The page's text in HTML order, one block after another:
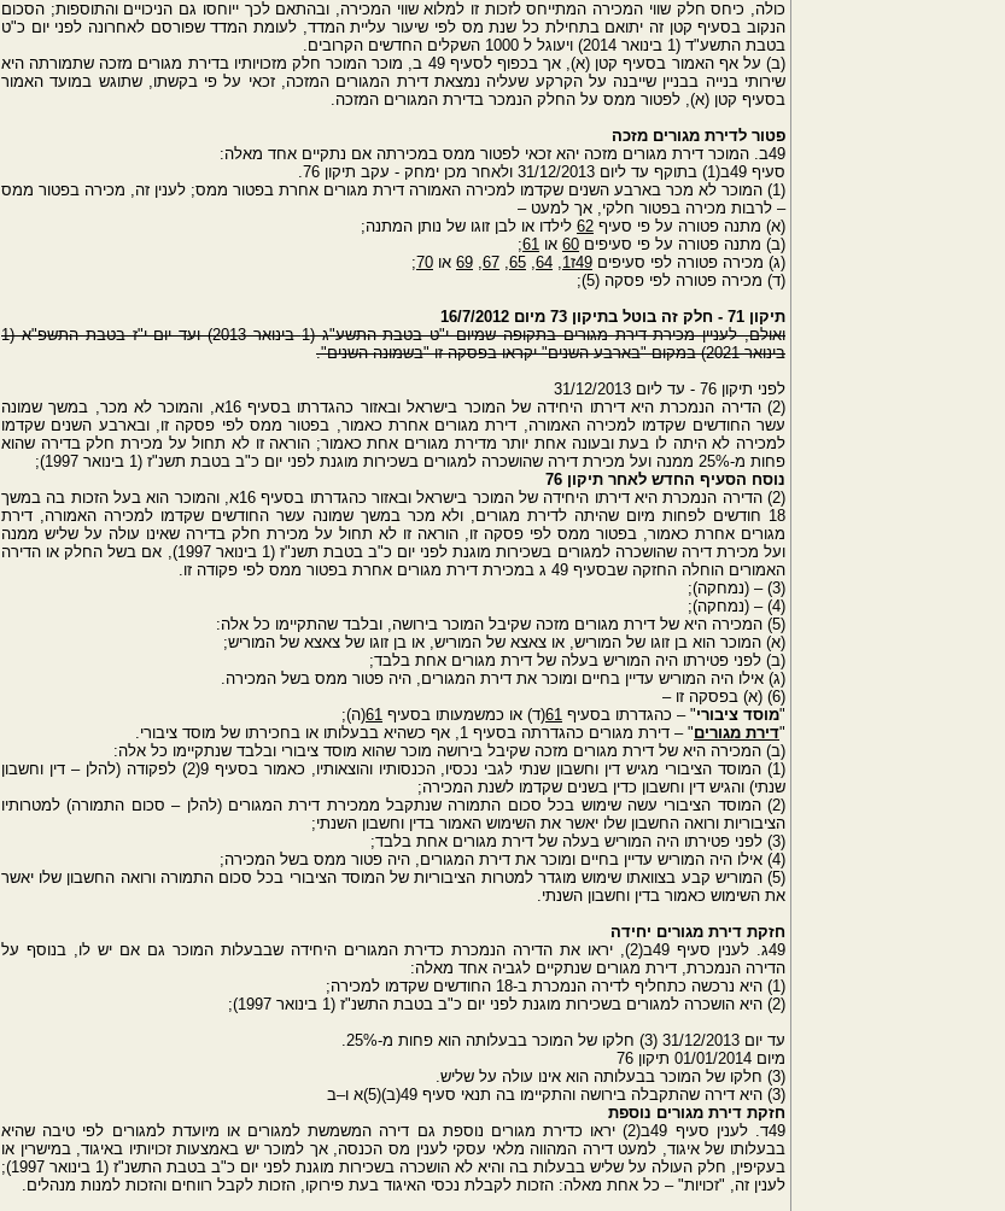
כולה, כיחס חלק שווי המכירה המתייחס לזכות זו למלוא שווי המכירה, ובהתאם לכך ייוחסו גם הניכויים והתוספות; הסכום
הנקוב בסעיף קטן זה יתואם בתחילת כל שנת מס לפי שיעור עליית המדד, לעומת המדד שפורסם לאחרונה לפני יום כ"ט
בטבת התשע"ד (1 בינואר 2014) ויעוגל ל 1000 השקלים החדשים הקרובים.
(ב) על אף האמור בסעיף קטן (א), אך בכפוף לסעיף 49 ב, מוכר המוכר חלק מזכויותיו בדירת מגורים מזכה שתמורתה היא
שירותי בנייה בבניין שייבנה על הקרקע שעליה נמצאת דירת המגורים המזכה, זכאי על פי בקשתו, שתוגש במועד האמור
בסעיף קטן (א), לפטור ממס על החלק הנמכר בדירת המגורים המזכה.
פטור לדירת מגורים מזכה
49ב. המוכר דירת מגורים מזכה יהא זכאי לפטור ממס במכירתה אם נתקיים אחד מאלה:
סעיף 49ב(1) בתוקף עד ליום 31/12/2013 ולאחר מכן ימחק - עקב תיקון 76.
(1) המוכר לא מכר בארבע השנים שקדמו למכירה האמורה דירת מגורים אחרת בפטור ממס; לענין זה, מכירה בפטור ממס
– לרבות מכירה בפטור חלקי, אך למעט –
(א) מתנה פטורה על פי סעיף 62 לילדו או לבן זוגו של נותן המתנה;
(ב) מתנה פטורה על פי סעיפים 60 או 61
;
(ג) מכירה פטורה לפי סעיפים 49ז1 ,
64
,
65
,
67
,
69 או 70
;
(ד) מכירה פטורה לפי פסקה (5);
תיקון 71 - חלק זה בוטל בתיקון 73 מיום 16/7/2012
ואולם, לעניין מכירת דירת מגורים בתקופה שמיום י"ט בטבת התשע"ג (1 בינואר 2013) ועד יום י"ז בטבת התשפ"א (1
בינואר 2021) במקום "בארבע השנים" יקראו בפסקה זו "בשמונה השנים".
לפני תיקון 76 - עד ליום 31/12/2013
(2) הדירה הנמכרת היא דירתו היחידה של המוכר בישראל ובאזור כהגדרתו בסעיף 16א, והמוכר לא מכר, במשך שמונה
עשר החודשים שקדמו למכירה האמורה, דירת מגורים אחרת כאמור, בפטור ממס לפי פסקה זו, ובארבע השנים שקדמו
למכירה לא היתה לו בעת ובעונה אחת יותר מדירת מגורים אחת כאמור; הוראה זו לא תחול על מכירת חלק בדירה שהוא
פחות מ-25% ממנה ועל מכירת דירה שהושכרה למגורים בשכירות מוגנת לפני יום כ"ב בטבת תשנ"ז (1 בינואר 1997);
נוסח הסעיף החדש לאחר תיקון 76
(2) הדירה הנמכרת היא דירתו היחידה של המוכר בישראל ובאזור כהגדרתו בסעיף 16א, והמוכר הוא בעל הזכות בה במשך
18 חודשים לפחות מיום שהיתה לדירת מגורים, ולא מכר במשך שמונה עשר החודשים שקדמו למכירה האמורה, דירת
מגורים אחרת כאמור, בפטור ממס לפי פסקה זו, הוראה זו לא תחול על מכירת חלק בדירה שאינו עולה על שליש ממנה
ועל מכירת דירה שהושכרה למגורים בשכירות מוגנת לפני יום כ"ב בטבת תשנ"ז (1 בינואר 1997), אם בשל החלק או הדירה
האמורים הוחלה החזקה שבסעיף 49 ג במכירת דירת מגורים אחרת בפטור ממס לפי פקודה זו.
(3) – (נמחקה);
(4) – (נמחקה);
(5) המכירה היא של דירת מגורים מזכה שקיבל המוכר בירושה, ובלבד שהתקיימו כל אלה:
(א) המוכר הוא בן זוגו של המוריש, או צאצא של המוריש, או בן זוגו של צאצא של המוריש;
(ב) לפני פטירתו היה המוריש בעלה של דירת מגורים אחת בלבד;
(ג) אילו היה המוריש עדיין בחיים ומוכר את דירת המגורים, היה פטור ממס בשל המכירה.
(6) (א) בפסקה זו –
"מוסד ציבורי" – כהגדרתו בסעיף 61(ד) או כמשמעותו בסעיף 61(ה);
"דירת מגורים" – דירת מגורים כהגדרתה בסעיף 1, אף כשהיא בבעלותו או בחכירתו של מוסד ציבורי.
(ב) המכירה היא של דירת מגורים מזכה שקיבל בירושה מוכר שהוא מוסד ציבורי ובלבד שנתקיימו כל אלה:
(1) המוסד הציבורי מגיש דין וחשבון שנתי לגבי נכסיו, הכנסותיו והוצאותיו, כאמור בסעיף 9(2) לפקודה (להלן – דין וחשבון
שנתי) והגיש דין וחשבון כדין בשנים שקדמו לשנת המכירה;
(2) המוסד הציבורי עשה שימוש בכל סכום התמורה שנתקבל ממכירת דירת המגורים (להלן – סכום התמורה) למטרותיו
הציבוריות ורואה החשבון שלו יאשר את השימוש האמור בדין וחשבון השנתי;
(3) לפני פטירתו היה המוריש בעלה של דירת מגורים אחת בלבד;
(4) אילו היה המוריש עדיין בחיים ומוכר את דירת המגורים, היה פטור ממס בשל המכירה;
(5) המוריש קבע בצוואתו שימוש מוגדר למטרות הציבוריות של המוסד הציבורי בכל סכום התמורה ורואה החשבון שלו יאשר
את השימוש כאמור בדין וחשבון השנתי.
חזקת דירת מגורים יחידה
49ג. לענין סעיף 49ב(2), יראו את הדירה הנמכרת כדירת המגורים היחידה שבבעלות המוכר גם אם יש לו, בנוסף על
הדירה הנמכרת, דירת מגורים שנתקיים לגביה אחד מאלה:
(1) היא נרכשה כתחליף לדירה הנמכרת ב-18 החודשים שקדמו למכירה;
(2) היא הושכרה למגורים בשכירות מוגנת לפני יום כ"ב בטבת התשנ"ז (1 בינואר 1997);
עד יום 31/12/2013 (3) חלקו של המוכר בבעלותה הוא פחות מ-25%.
מיום 01/01/2014 תיקון 76
(3) חלקו של המוכר בבעלותה הוא אינו עולה על שליש.
(3) היא דירה שהתקבלה בירושה והתקיימו בה תנאי סעיף 49(ב)(5)א ו–ב
חזקת דירת מגורים נוספת
49ד. לענין סעיף 49ב(2) יראו כדירת מגורים נוספת גם דירה המשמשת למגורים או מיועדת למגורים לפי טיבה שהיא
בבעלותו של איגוד, למעט דירה המהווה מלאי עסקי לענין מס הכנסה, אך למוכר יש באמצעות זכויותיו באיגוד, במישרין או
בעקיפין, חלק העולה על שליש בבעלות בה והיא לא הושכרה בשכירות מוגנת לפני יום כ"ב בטבת התשנ"ז (1 בינואר 1997);
לענין זה, "זכויות" – כל אחת מאלה: הזכות לקבלת נכסי האיגוד בעת פירוקו, הזכות לקבל רווחים והזכות למנות מנהלים.